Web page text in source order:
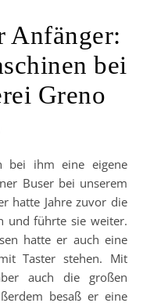
Anfänger:
bei
Greno
Buser bei unserem
hatte Jahre zuvor die
und führte sie weiter.
hatte er auch eine
Taster stehen. Mit
auch die großen
besaß er eine